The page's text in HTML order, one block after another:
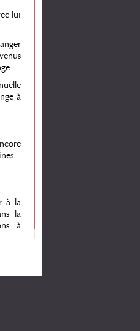
lui
à
à la
la
à